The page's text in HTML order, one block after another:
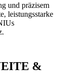
und präzisem
leistungsstarke
&